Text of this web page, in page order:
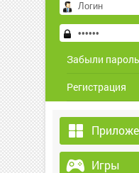
Забыли
Регистрация
Игры